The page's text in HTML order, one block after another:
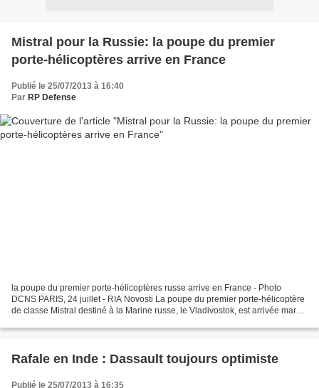
Mistral pour la Russie: la poupe du premier
porte-hélicoptères arrive en France
Publié le 25/07/2013 à 16:40
Par RP Defense
la poupe du premier porte-hélicoptères russe arrive en France - Photo
DCNS PARIS, 24 juillet - RIA Novosti La poupe du premier porte-hélicoptère
de classe Mistral destiné à la Marine russe, le Vladivostok, est arrivée mardi
Rafale en Inde : Dassault toujours optimiste
Publié le 25/07/2013 à 16:35